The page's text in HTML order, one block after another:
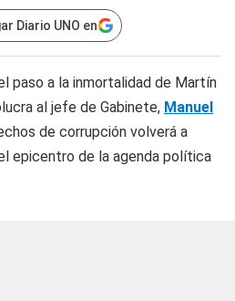
Diario UNO en
paso a la inmortalidad de Martín
al jefe de Gabinete, Manuel
de corrupción volverá a
epicentro de la agenda política